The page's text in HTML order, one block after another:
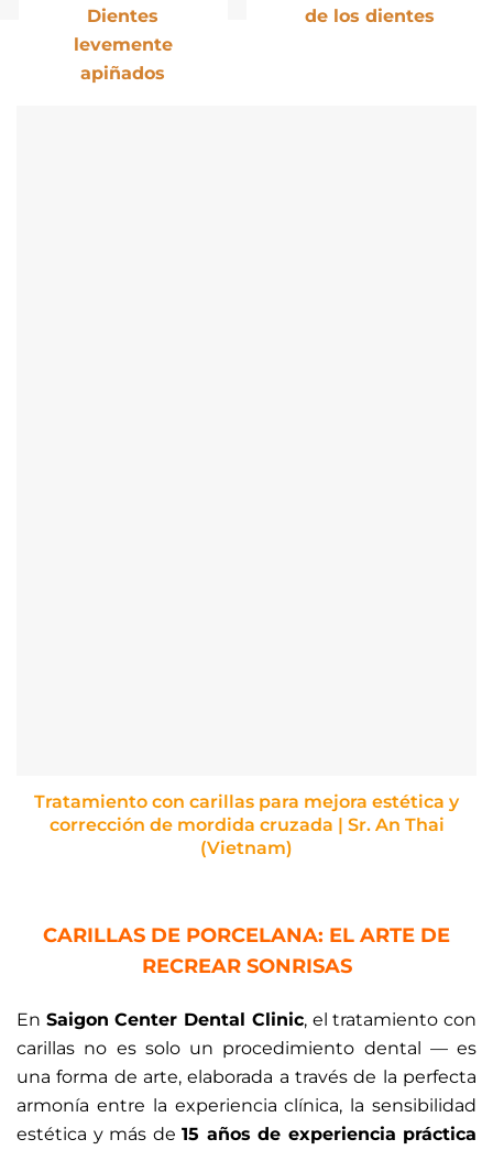
Dientes
levemente
apiñados
de los dientes
Tratamiento con carillas para mejora estética y
corrección de mordida cruzada | Sr. An Thai
(Vietnam)
CARILLAS DE PORCELANA: EL ARTE DE
RECREAR SONRISAS
En Saigon Center Dental Clinic, el tratamiento con
carillas no es solo un procedimiento dental — es
una forma de arte, elaborada a través de la perfecta
armonía entre la experiencia clínica, la sensibilidad
estética y más de 15 años de experiencia práctica